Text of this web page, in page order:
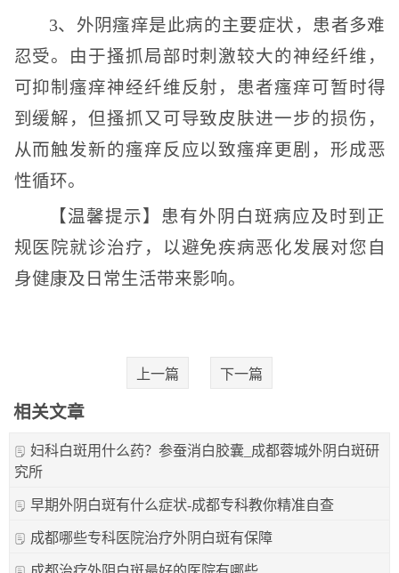
3、外阴瘙痒是此病的主要症状，患者多难
忍受。由于搔抓局部时刺激较大的神经纤维，
可抑制瘙痒神经纤维反射，患者瘙痒可暂时得
到缓解，但搔抓又可导致皮肤进一步的损伤，
从而触发新的瘙痒反应以致瘙痒更剧，形成恶
性循环。
【温馨提示】患有外阴白斑病应及时到正
规医院就诊治疗，以避免疾病恶化发展对您自
身健康及日常生活带来影响。
上一篇 下一篇
相关文章
妇科白斑用什么药？参蚕消白胶囊_成都蓉城外阴白斑研
究所
早期外阴白斑有什么症状-成都专科教你精准自查
成都哪些专科医院治疗外阴白斑有保障